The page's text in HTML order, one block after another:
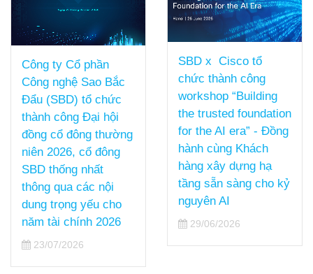
Công ty Cổ phần
Công nghệ Sao Bắc
Đẩu (SBD) tổ chức
thành công Đại hội
đồng cổ đông thường
niên 2026, cổ đông
SBD thống nhất
thông qua các nội
dung trọng yếu cho
năm tài chính 2026
23/07/2026
SBD x Cisco tổ
chức thành công
workshop “Building
the trusted foundation
for the AI era” - Đồng
hành cùng Khách
hàng xây dựng hạ
tầng sẵn sàng cho kỷ
nguyên AI
29/06/2026